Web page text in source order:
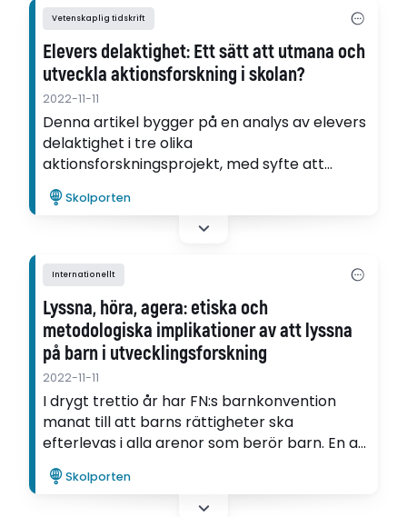
Vetenskaplig tidskrift
Elevers delaktighet: Ett sätt att utmana och
utveckla aktionsforskning i skolan?
2022-11-11
Denna artikel bygger på en analys av elevers
delaktighet i tre olika
aktionsforskningsprojekt, med syfte att
problematisera elevers deltagande i olika
faser av ett forskningsprojekt.
Skolporten
Internationellt
Lyssna, höra, agera: etiska och
metodologiska implikationer av att lyssna
på barn i utvecklingsforskning
2022-11-11
I drygt trettio år har FN:s barnkonvention
manat till att barns rättigheter ska
efterlevas i alla arenor som berör barn. En av
huvudprinciperna i konventionen är barns
rätt till delaktighet och i denna text
undersöks möjliggörande av detta i forskning.
Skolporten